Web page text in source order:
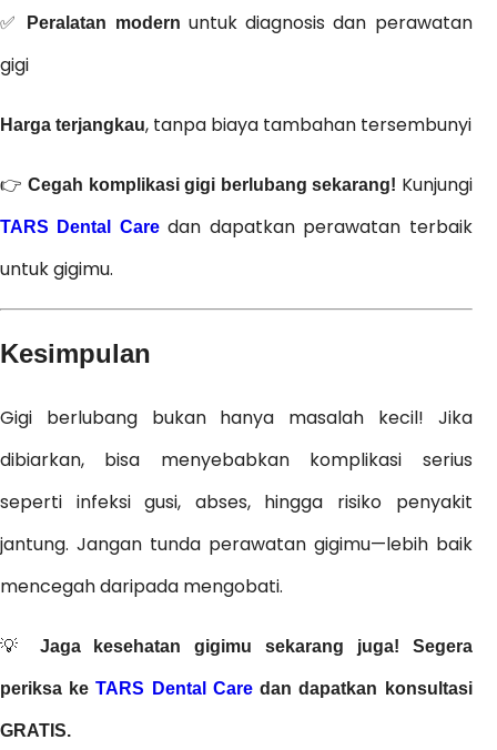
✅ Peralatan modern untuk diagnosis dan perawatan
gigi
Harga terjangkau, tanpa biaya tambahan tersembunyi
👉Cegah komplikasi gigi berlubang sekarang! Kunjungi
TARS Dental Caredan dapatkan perawatan terbaik
untuk gigimu.
Kesimpulan
Gigi berlubang bukan hanya masalah kecil! Jika
dibiarkan, bisa menyebabkan komplikasi serius
seperti infeksi gusi, abses, hingga risiko penyakit
jantung. Jangan tunda perawatan gigimu—lebih baik
mencegah daripada mengobati.
💡 Jaga kesehatan gigimu sekarang juga! Segera
periksa keTARS Dental Caredan dapatkan konsultasi
GRATIS.